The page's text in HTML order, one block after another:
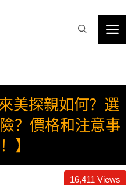
美探親如何？選
？價格和注意事
】
16,411 Views